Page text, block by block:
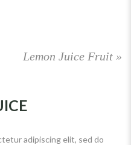
Lemon Juice Fruit »
adipiscing elit, sed do